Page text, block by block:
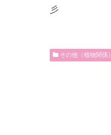
彡
その他（植物関係）